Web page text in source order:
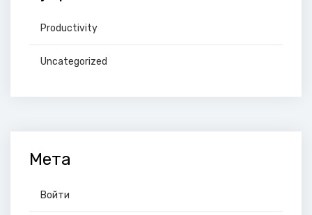
Productivity
Uncategorized
Мета
Войти